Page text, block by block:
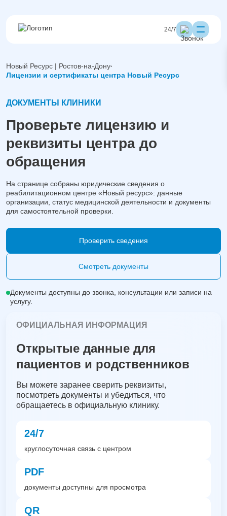
24/7
Новый Ресурс | Ростов-на-Дону
Лицензии и сертификаты центра Новый Ресурс
ДОКУМЕНТЫ КЛИНИКИ
Проверьте лицензию и
реквизиты центра до
обращения
На странице собраны юридические сведения о
реабилитационном центре «Новый ресурс»: данные
организации, статус медицинской деятельности и документы
для самостоятельной проверки.
Проверить сведения
Смотреть документы
Документы доступны до звонка, консультации или записи на
услугу.
ОФИЦИАЛЬНАЯ ИНФОРМАЦИЯ
Открытые данные для
пациентов и родственников
Вы можете заранее сверить реквизиты,
посмотреть документы и убедиться, что
обращаетесь в официальную клинику.
24/7
круглосуточная связь с центром
PDF
документы доступны для просмотра
QR